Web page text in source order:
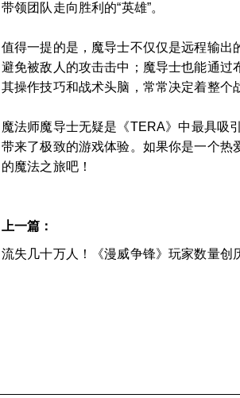
带领团队走向胜利的“英雄”。
值得一提的是，魔导士不仅仅是远程输出
避免被敌人的攻击击中；魔导士也能通过
其操作技巧和战术头脑，常常决定着整个
魔法师魔导士无疑是《TERA》中最具吸
带来了极致的游戏体验。如果你是一个
的魔法之旅吧！
上一篇：
流失几十万人！《漫威争锋》玩家数量创